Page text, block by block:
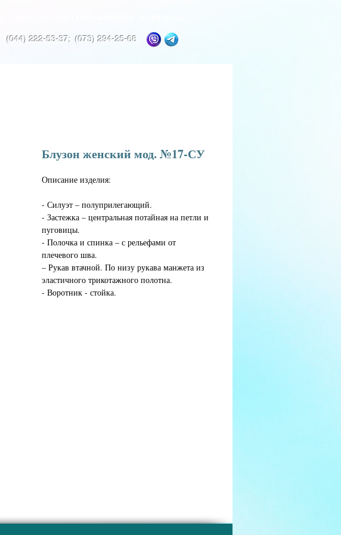
(044) 222-53-37; (073) 294-25-68
Блузон женский мод. №17-СУ
Описание изделия:
- Силуэт – полуприлегающий.
- Застежка – центральная потайная на петли и
пуговицы.
- Полочка и спинка – с рельефами от
плечевого шва.
– Рукав втачной. По низу рукава манжета из
эластичного трикотажного полотна.
- Воротник - стойка.